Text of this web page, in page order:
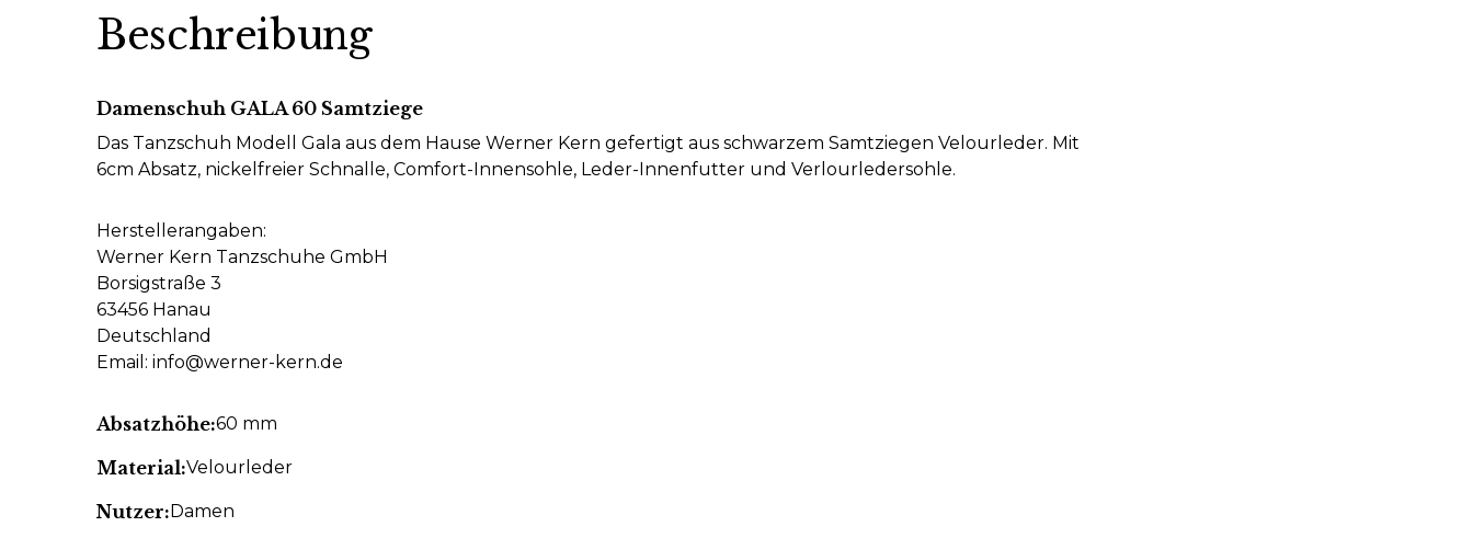
Beschreibung
Damenschuh GALA 60 Samtziege
Das Tanzschuh Modell Gala aus dem Hause Werner Kern gefertigt aus schwarzem Samtziegen Velourleder. Mit
6cm Absatz, nickelfreier Schnalle, Comfort-Innensohle, Leder-Innenfutter und Verlourledersohle.
Herstellerangaben:
Werner Kern Tanzschuhe GmbH
Borsigstraße 3
63456 Hanau
Deutschland
Email: info@werner-kern.de
Absatzhöhe:60 mm
Material:Velourleder
Nutzer:Damen